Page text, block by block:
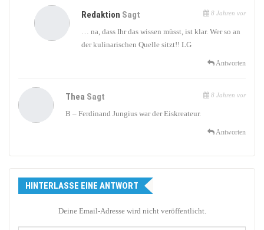
Redaktion Sagt 8 Jahren vor
… na, dass Ihr das wissen müsst, ist klar. Wer so an
der kulinarischen Quelle sitzt!! LG
Antworten
Thea Sagt 8 Jahren vor
B – Ferdinand Jungius war der Eiskreateur.
Antworten
HINTERLASSE EINE ANTWORT
Deine Email-Adresse wird nicht veröffentlicht.